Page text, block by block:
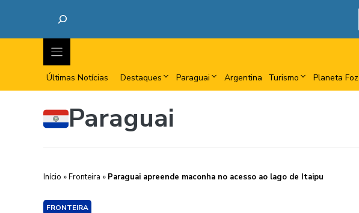
Últimas Notícias Destaques Paraguai Argentina Turismo Planeta Foz
Paraguai
Início »Fronteira » Paraguai apreende maconha no acesso ao lago de Itaipu
FRONTEIRA